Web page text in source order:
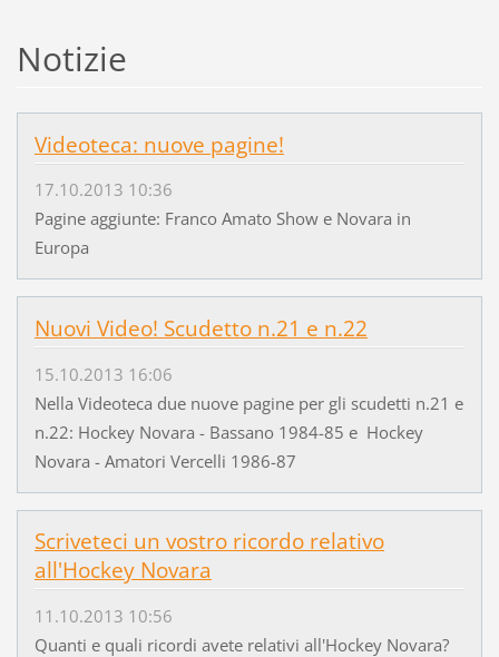
Notizie
Videoteca: nuove pagine!
17.10.2013 10:36
Pagine aggiunte: Franco Amato Show e Novara in
Europa
Nuovi Video! Scudetto n.21 e n.22
15.10.2013 16:06
Nella Videoteca due nuove pagine per gli scudetti n.21 e
n.22: Hockey Novara - Bassano 1984-85 e Hockey
Novara - Amatori Vercelli 1986-87
Scriveteci un vostro ricordo relativo
all'Hockey Novara
11.10.2013 10:56
Quanti e quali ricordi avete relativi all'Hockey Novara?